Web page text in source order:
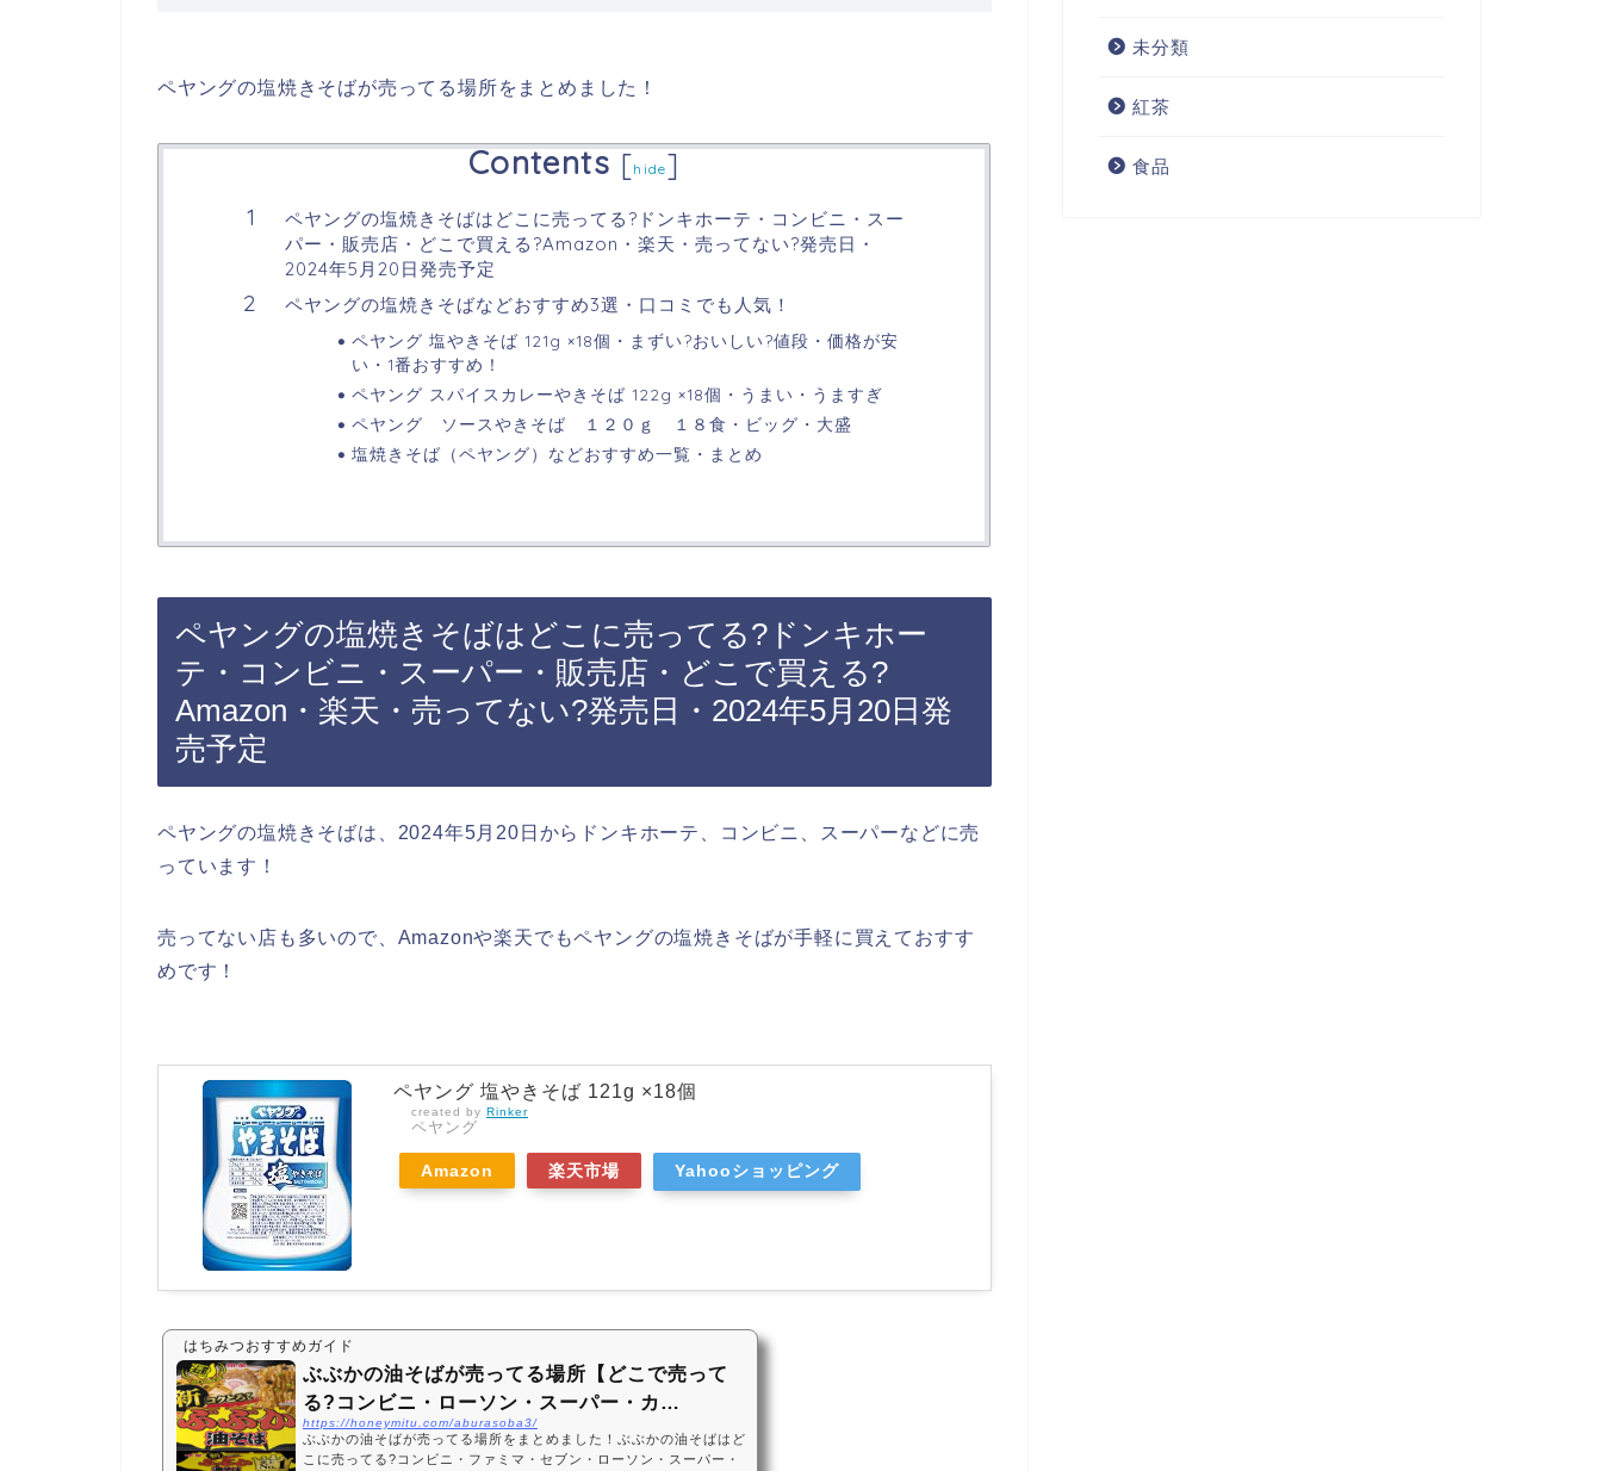
ペヤングの塩焼きそばが売ってる場所をまとめました！
Contents [hide]
ペヤングの塩焼きそばはどこに売ってる?ドンキホーテ・コンビニ・スー
パー・販売店・どこで買える?Amazon・楽天・売ってない?発売日・
2024年5月20日発売予定
ペヤングの塩焼きそばなどおすすめ3選・口コミでも人気！
ペヤング 塩やきそば 121g ×18個・まずい?おいしい?値段・価格が安
い・1番おすすめ！
ペヤング スパイスカレーやきそば 122g ×18個・うまい・うますぎ
ペヤング ソースやきそば １２０ｇ １８食・ビッグ・大盛
塩焼きそば（ペヤング）などおすすめ一覧・まとめ
ペヤングの塩焼きそばはどこに売ってる?ドンキホー
テ・コンビニ・スーパー・販売店・どこで買える?
Amazon・楽天・売ってない?発売日・2024年5月20日発
売予定
ペヤングの塩焼きそばは、2024年5月20日からドンキホーテ、コンビニ、スーパーなどに売
っています！
売ってない店も多いので、Amazonや楽天でもペヤングの塩焼きそばが手軽に買えておすす
めです！
ペヤング 塩やきそば 121g ×18個
created by Rinker
ペヤング
Amazon 楽天市場 Yahooショッピング
はちみつおすすめガイド
ぶぶかの油そばが売ってる場所【どこで売って
る?コンビニ・ローソン・スーパー・カ…
https://honeymitu.com/aburasoba3/
ぶぶかの油そばが売ってる場所をまとめました！ぶぶかの油そばはど
こに売ってる?コンビニ・ファミマ・セブン・ローソン・スーパー・
未分類
紅茶
食品